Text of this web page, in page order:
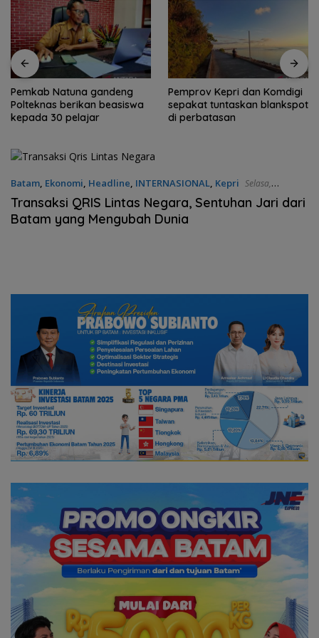
Pemkab Natuna gandeng
Polteknas berikan beasiswa
kepada 30 pelajar
Pemprov Kepri dan Komdigi
sepakat tuntaskan blankspot
di perbatasan
Batam, Ekonomi, Headline, INTERNASIONAL, Kepri Selasa,
08/07/2025 - 20:57 WIB
Transaksi QRIS Lintas Negara, Sentuhan Jari dari
Batam yang Mengubah Dunia